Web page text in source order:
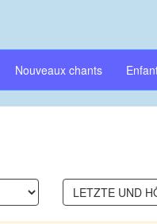
Nouveaux chants